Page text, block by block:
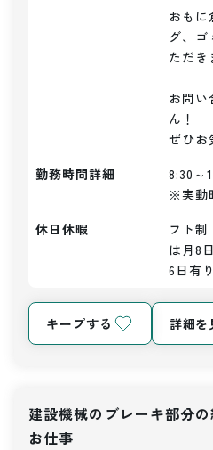
おも
グ、
ただき
お問
ん！
ぜひ
勤務時間詳細
8:30～
※実動
休日休暇
フト
は月8
6日有り
キープする 詳細を
建設機械のブレーキ部分
お仕事